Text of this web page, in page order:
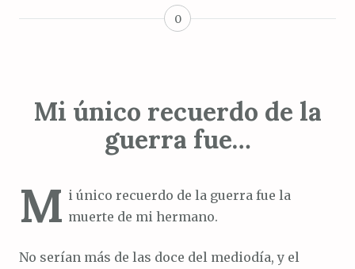
0
Mi único recuerdo de la
guerra fue…
M i único recuerdo de la guerra fue la
muerte de mi hermano.
No serían más de las doce del mediodía, y el